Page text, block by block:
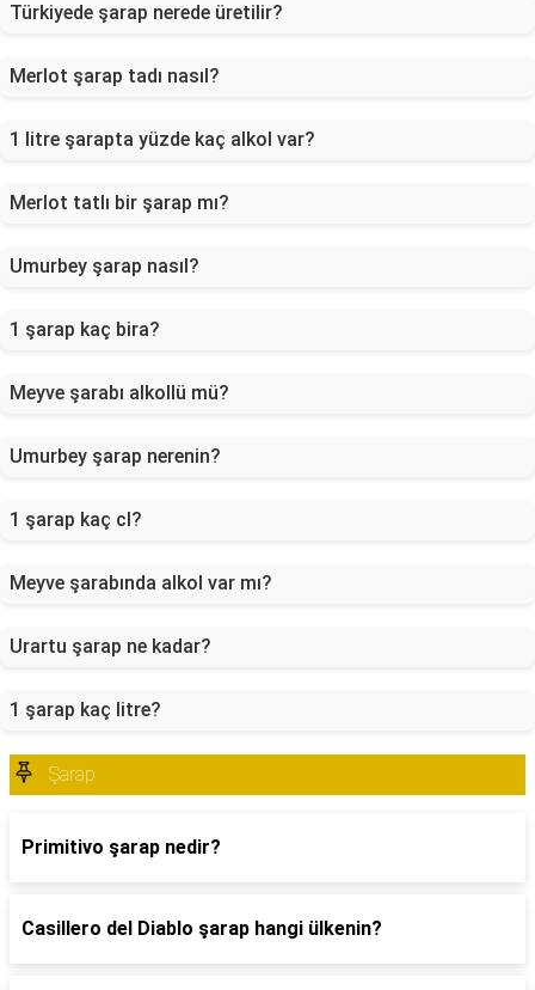
Türkiyede şarap nerede üretilir?
Merlot şarap tadı nasıl?
1 litre şarapta yüzde kaç alkol var?
Merlot tatlı bir şarap mı?
Umurbey şarap nasıl?
1 şarap kaç bira?
Meyve şarabı alkollü mü?
Umurbey şarap nerenin?
1 şarap kaç cl?
Meyve şarabında alkol var mı?
Urartu şarap ne kadar?
1 şarap kaç litre?
Şarap
Primitivo şarap nedir?
Casillero del Diablo şarap hangi ülkenin?